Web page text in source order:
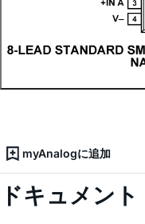
myAnalogに追加
ドキュメント